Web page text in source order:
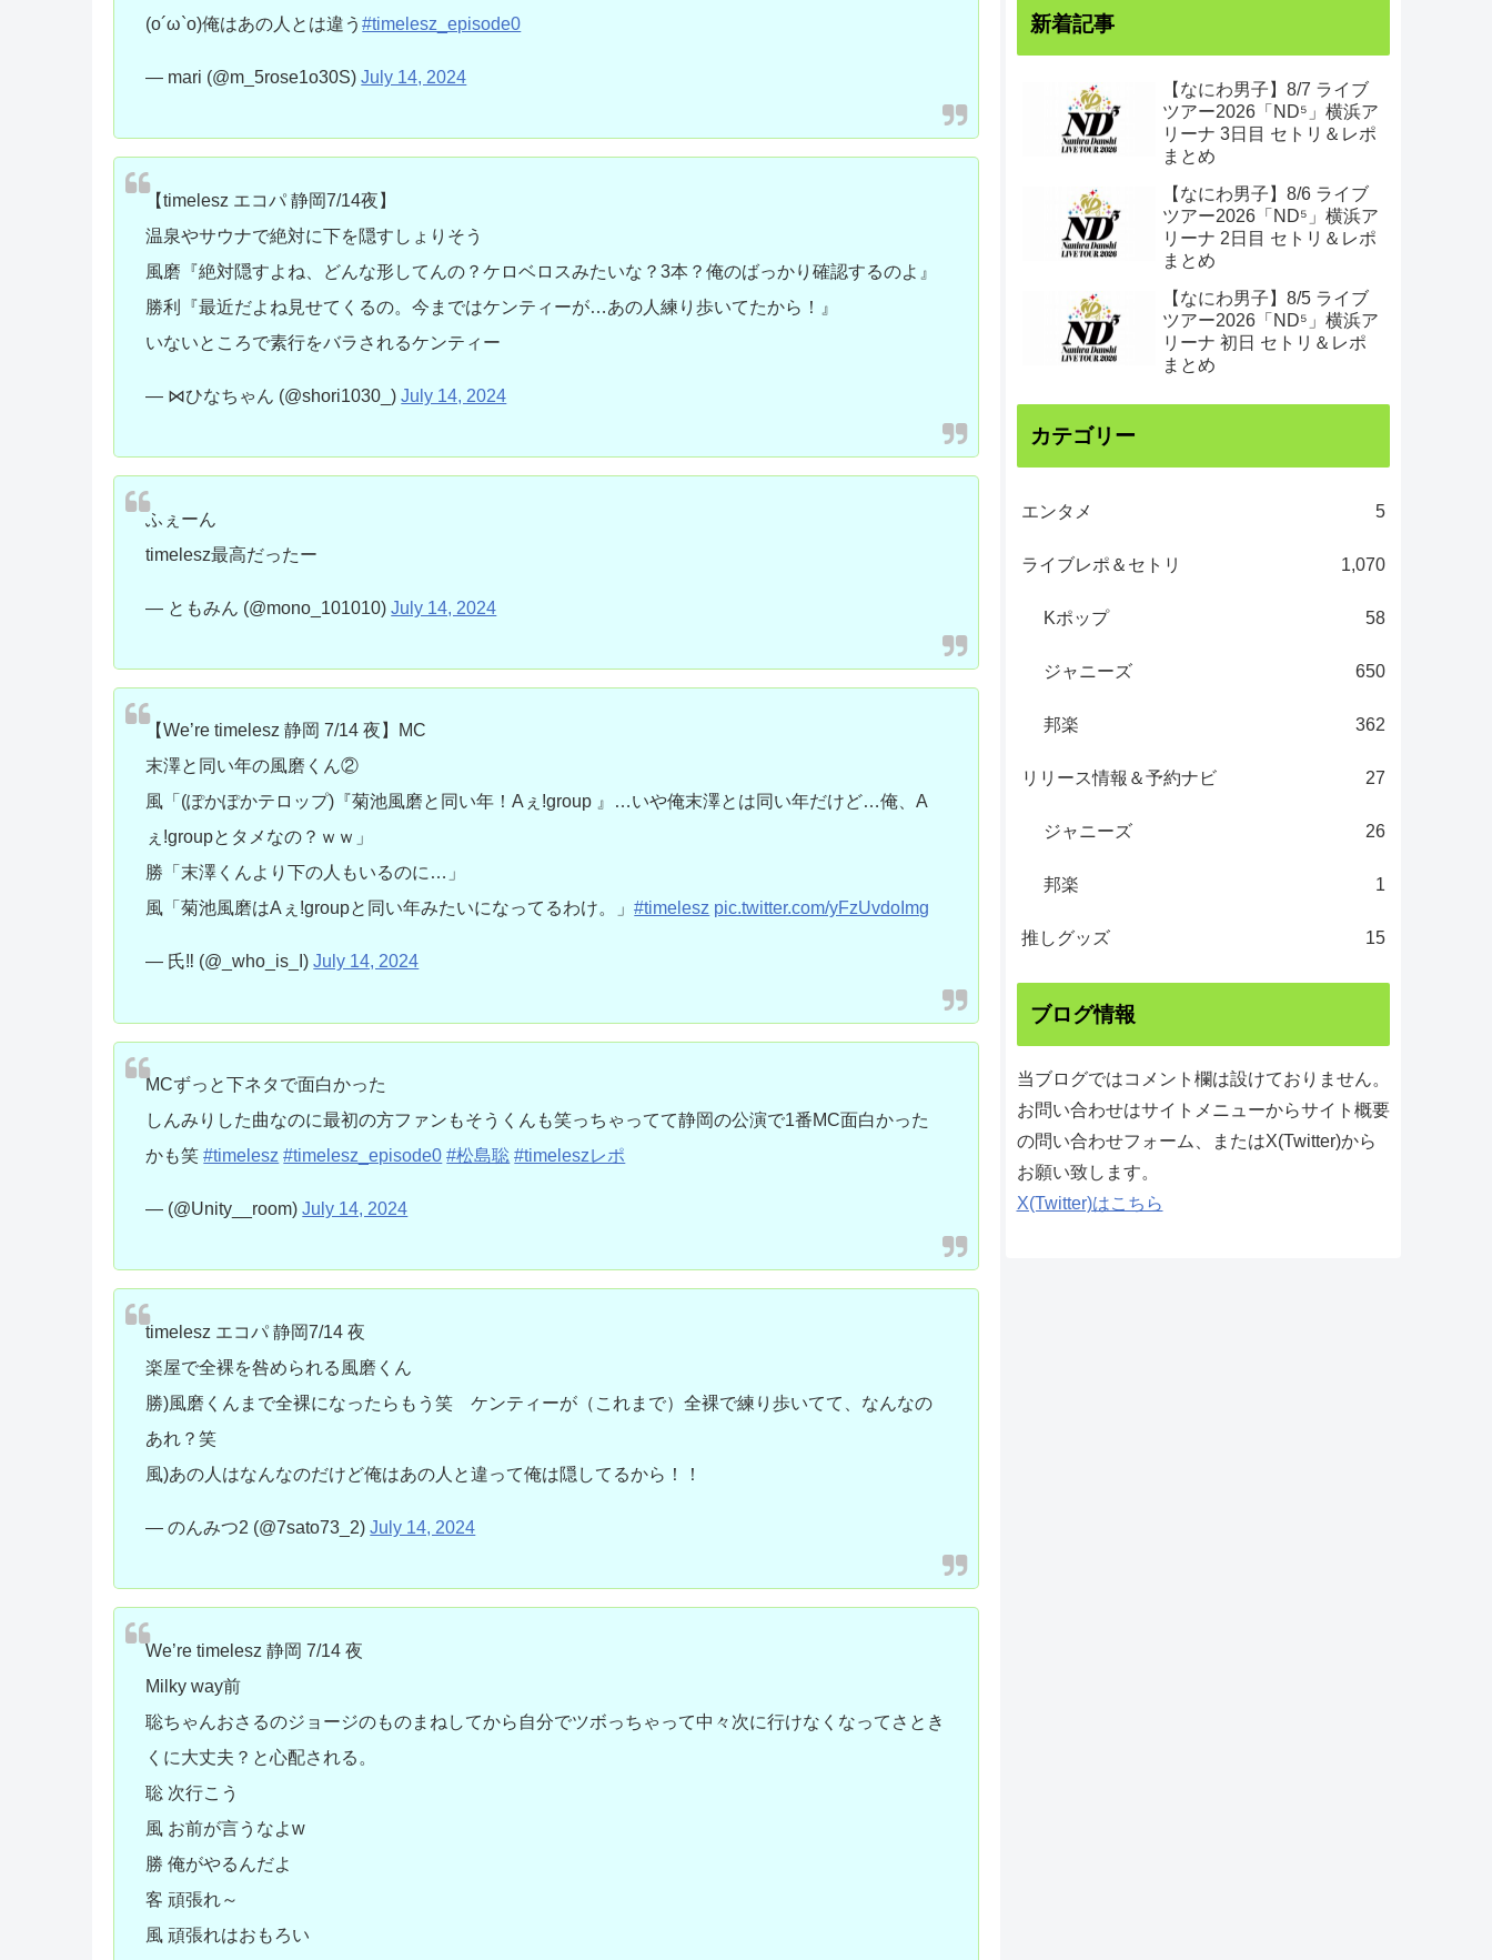
(o´ω`o)俺はあの人とは違う#timelesz_episode0
— mari (@m_5rose1o30S)July 14, 2024
【timelesz エコパ 静岡7/14夜】
温泉やサウナで絶対に下を隠すしょりそう
風磨『絶対隠すよね、どんな形してんの？ケロベロスみたいな？3本？俺のばっかり確認するのよ』
勝利『最近だよね見せてくるの。今まではケンティーが…あの人練り歩いてたから！』
いないところで素行をバラされるケンティー
— ⋈ひなちゃん (@shori1030_)July 14, 2024
ふぇーん
timelesz最高だったー
— ともみん (@mono_101010)July 14, 2024
【We’re timelesz 静岡 7/14 夜】MC
末澤と同い年の風磨くん②
風「(ぽかぽかテロップ)『菊池風磨と同い年！Aぇ!group 』…いや俺末澤とは同い年だけど…俺、A
ぇ!groupとタメなの？ｗｗ」
勝「末澤くんより下の人もいるのに…」
風「菊池風磨はAぇ!groupと同い年みたいになってるわけ。」#timelesz pic.twitter.com/yFzUvdoImg
— 氏‼️ (@_who_is_I)July 14, 2024
MCずっと下ネタで面白かった
しんみりした曲なのに最初の方ファンもそうくんも笑っちゃってて静岡の公演で1番MC面白かった
かも笑#timelesz #timelesz_episode0 #松島聡 #timeleszレポ
— (@Unity__room)July 14, 2024
timelesz エコパ 静岡7/14 夜
楽屋で全裸を咎められる風磨くん
勝)風磨くんまで全裸になったらもう笑 ケンティーが（これまで）全裸で練り歩いてて、なんなの
あれ？笑
風)あの人はなんなのだけど俺はあの人と違って俺は隠してるから！！
— のんみつ2 (@7sato73_2)July 14, 2024
We’re timelesz 静岡 7/14 夜
Milky way前
聡ちゃんおさるのジョージのものまねしてから自分でツボっちゃって中々次に行けなくなってさとき
くに大丈夫？と心配される。
聡 次行こう
風 お前が言うなよw
勝 俺がやるんだよ
客 頑張れ～
風 頑張れはおもろい
新着記事
【なにわ男子】8/7 ライブ
ツアー2026「ND⁵」横浜ア
リーナ 3日目 セトリ＆レポ
まとめ
【なにわ男子】8/6 ライブ
ツアー2026「ND⁵」横浜ア
リーナ 2日目 セトリ＆レポ
まとめ
【なにわ男子】8/5 ライブ
ツアー2026「ND⁵」横浜ア
リーナ 初日 セトリ＆レポ
まとめ
カテゴリー
エンタメ 5
ライブレポ＆セトリ 1,070
Kポップ 58
ジャニーズ 650
邦楽 362
リリース情報＆予約ナビ 27
ジャニーズ 26
邦楽 1
推しグッズ 15
ブログ情報
当ブログではコメント欄は設けておりません。
お問い合わせはサイトメニューからサイト概要
の問い合わせフォーム、またはX(Twitter)から
お願い致します。
X(Twitter)はこちら